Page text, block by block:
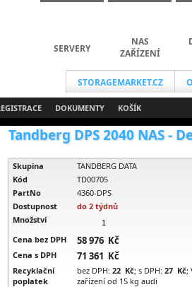
STORAGEMARKET.CZ
SERVERY
NAS
ZAŘÍZENÍ
DOKUMENTY KOŠÍK
Tandberg DPS 2040 NAS -
Skupina
TANDBERG DATA
Kód
TD00705
PartNo
4360-DPS
Dostupnost
do 2 týdnů
Množství
Cena bez DPH
58 976 Kč
Cena s DPH 71 361 Kč
Recyklační
poplatek
bez DPH: 22 Kč; s DPH: 27 Kč;
zařízení od 15 kg audi